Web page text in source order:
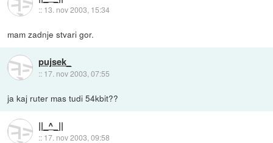
:: 13. nov 2003, 15:34
mam zadnje stvari gor.
pujsek_
:: 17. nov 2003, 07:55
ja kaj ruter mas tudi 54kbit??
||_^_||
:: 17. nov 2003, 09:58